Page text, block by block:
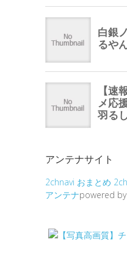
アンテナサイト
2chnavi おまとめ
アンテナpowered